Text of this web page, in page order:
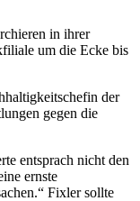
in ihrer
um die Ecke bis
der
gegen die
entsprach nicht den
ernste
Fixler sollte